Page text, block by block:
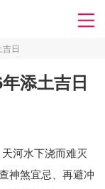
日
添土吉日
河水下浇而难灭
神煞宜忌、再避冲